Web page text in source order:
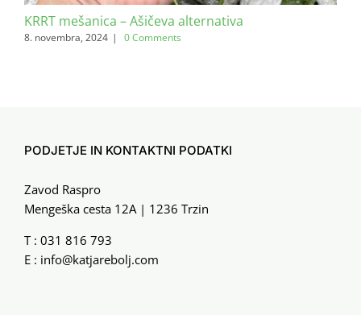
KRRT mešanica – Ašičeva alternativa
8. novembra, 2024 | 0 Comments
PODJETJE IN KONTAKTNI PODATKI
Zavod Raspro
Mengeška cesta 12A | 1236 Trzin
T : 031 816 793
E : info@katjarebolj.com